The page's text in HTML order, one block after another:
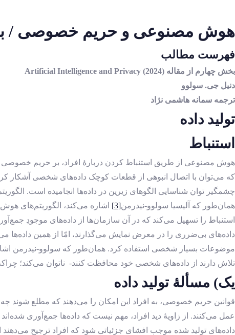
هوش مصنوعی و حریم خصوصی /
فهرست مطالب
بخش چهارم از مقاله (Artificial Intelligence and Privacy (2024
دنیل جی. سولوو
ترجمه سمانه هاشمی نژاد
تولید داده
استنباط
هوش مصنوعی از طریق استنباط ‌کردن دربارۀ افراد، بر حریم خصوصی
که می‌توان با اتصال انبوهی از قطعات کوچک داده‌های شخصی آشکار
چشمگیر توان شناسایی الگوهای زیرین در داده‌ها انجامیده ‌است.
همان‌طور که آلیسیا سولوو-نیدرمن[3]
اشاره می‌کند، الگوریتم‌های
استنباط را تسهیل می‌کند که در آن سازمان‌ها از داده‌های موجودِ
داده‌های بی‌ضرری را در معرض نمایش می‌گذارند، امّا از همین
موضوعات بسیار شخصی استفاده کرد. همان‌طور که سولوو-نیدرمن اشاره
تلاش دارند از داده‌های شخصی خود محافظت کنند- ناتوان می‌کند؛
یک) مسألۀ تولید داده
قوانین حریم خصوصی، به افراد این امکان را می‌دهند که مطلع شوند چه
عمل می‌کنند. از زاویۀ دید افراد، مهم نیست که داده‌ها جمع‌آوری
داده‌های تولید شده موجب افشای جزئیاتی شود که افراد ترجیح